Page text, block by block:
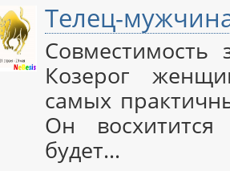
Телец-
Козерог
самых
Он восхитится
будет…